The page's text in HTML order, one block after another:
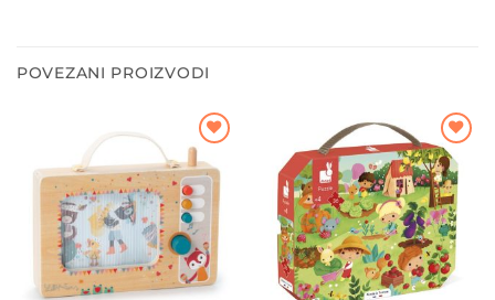
POVEZANI PROIZVODI
Dodajte
na listu
želja
Dodajte
na listu
želja